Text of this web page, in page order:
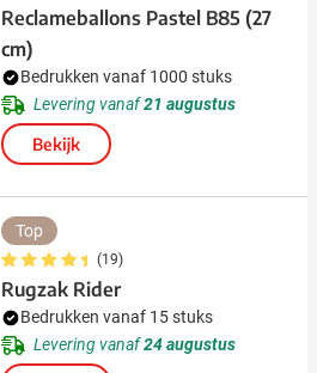
Reclameballons Pastel B85 (27
cm)
Bedrukken vanaf 1000 stuks
Levering vanaf21 augustus
Bekijk
Top
(19)
Rugzak Rider
Bedrukken vanaf 15 stuks
Levering vanaf24 augustus